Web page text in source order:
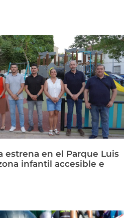
estrena en el Parque Luis
infantil accesible e